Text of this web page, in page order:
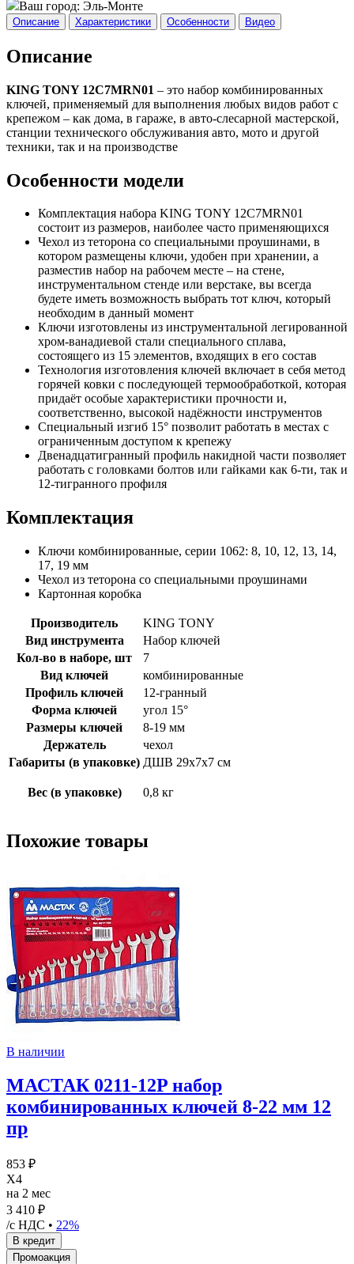
Ваш город: Эль-Монте
Описание Характеристики Особенности Видео
Описание
KING TONY 12C7MRN01 – это набор комбинированных
ключей, применяемый для выполнения любых видов работ с
крепежом – как дома, в гараже, в авто-слесарной мастерской,
станции технического обслуживания авто, мото и другой
техники, так и на производстве
Особенности модели
Комплектация набора KING TONY 12C7MRN01
состоит из размеров, наиболее часто применяющихся
Чехол из теторона со специальными проушинами, в
котором размещены ключи, удобен при хранении, а
разместив набор на рабочем месте – на стене,
инструментальном стенде или верстаке, вы всегда
будете иметь возможность выбрать тот ключ, который
необходим в данный момент
Ключи изготовлены из инструментальной легированной
хром-ванадиевой стали специального сплава,
состоящего из 15 элементов, входящих в его состав
Технология изготовления ключей включает в себя метод
горячей ковки с последующей термообработкой, которая
придаёт особые характеристики прочности и,
соответственно, высокой надёжности инструментов
Специальный изгиб 15° позволит работать в местах с
ограниченным доступом к крепежу
Двенадцатигранный профиль накидной части позволяет
работать с головками болтов или гайками как 6-ти, так и
12-тигранного профиля
Комплектация
Ключи комбинированные, серии 1062: 8, 10, 12, 13, 14,
17, 19 мм
Чехол из теторона со специальными проушинами
Картонная коробка
Производитель
KING TONY
Вид инструмента
Набор ключей
Кол-во в наборе, шт
7
Вид ключей
комбинированные
Профиль ключей
12-гранный
Форма ключей
угол 15°
Размеры ключей
8-19 мм
Держатель
чехол
Габариты (в упаковке) ДШВ 29х7х7 см
Вес (в упаковке) 0,8 кг
Похожие товары
В наличии
МАСТАК 0211-12P набор
комбинированных ключей 8-22 мм 12
пр
853 ₽
X4
на 2 мес
3 410 ₽
/с НДС • 22%